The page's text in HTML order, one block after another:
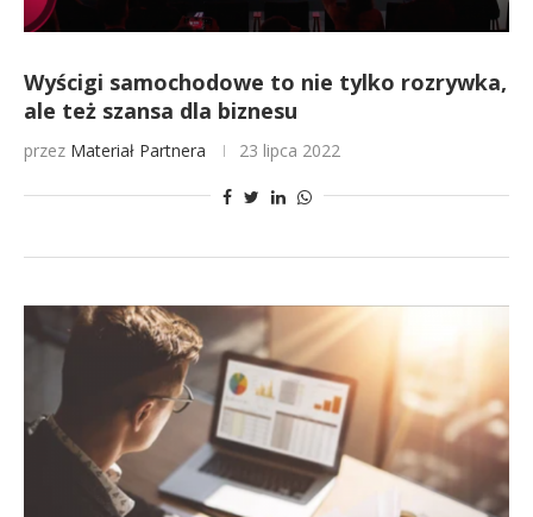
Wyścigi samochodowe to nie tylko rozrywka,
ale też szansa dla biznesu
przez Materiał Partnera 23 lipca 2022